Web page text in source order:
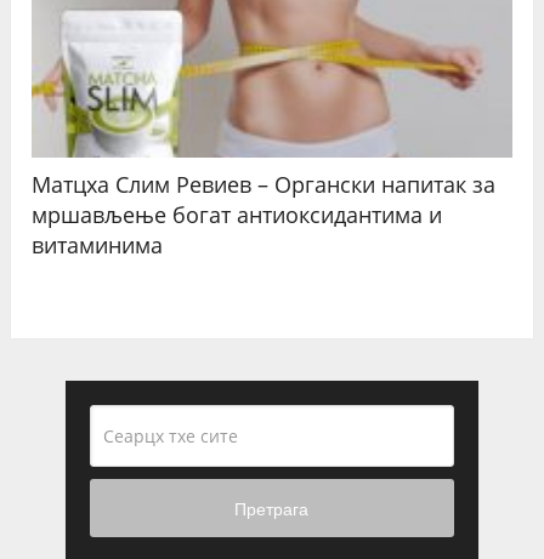
Матцха Слим Ревиев – Органски напитак за
мршављење богат антиоксидантима и
витаминима
Претрага